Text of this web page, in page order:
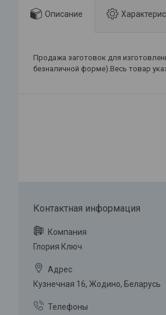
Описание
Продажа заготовок для
безналичной форме).Весь товар
Глория Ключ
Кузнечная 16, Жодино, Беларусь